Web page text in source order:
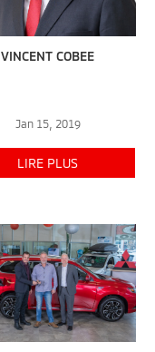
VINCENT COBEE
Jan 15, 2019
LIRE PLUS